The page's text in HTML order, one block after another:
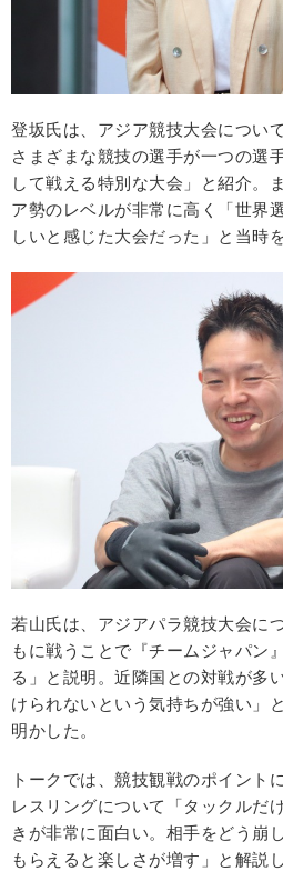
登坂氏は、アジア競技大会につい
さまざまな競技の選手が一つの選
して戦える特別な大会」と紹介。
ア勢のレベルが非常に高く「世界
しいと感じた大会だった」と当時
若山氏は、アジアパラ競技大会に
もに戦うことで『チームジャパン
る」と説明。近隣国との対戦が多
けられないという気持ちが強い」
明かした。
トークでは、競技観戦のポイント
レスリングについて「タックルだ
きが非常に面白い。相手をどう崩
もらえると楽しさが増す」と解説し